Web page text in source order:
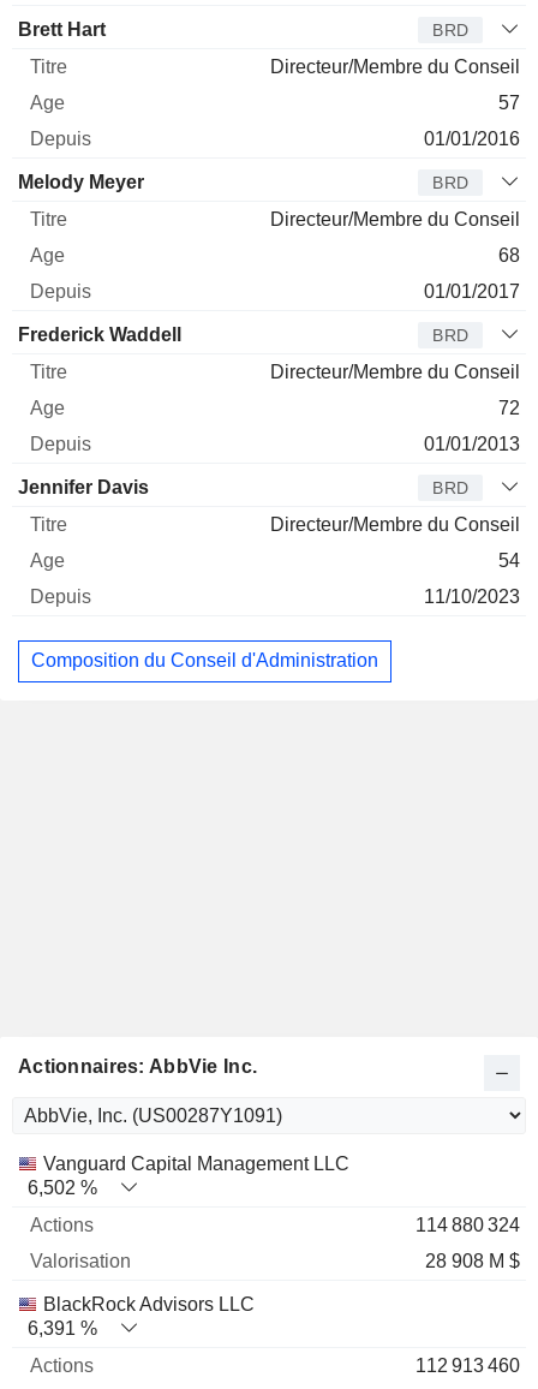
Brett Hart BRD
Directeur/Membre du Conseil
57
01/01/2016
Melody Meyer BRD
Directeur/Membre du Conseil
68
01/01/2017
Frederick Waddell BRD
Directeur/Membre du Conseil
72
01/01/2013
Jennifer Davis BRD
Directeur/Membre du Conseil
54
11/10/2023
Composition du Conseil d'Administration
Actionnaires: AbbVie Inc.
Nom Actions % Valorisation
Vanguard Capital Management LLC
6,502 %
114 880 324
28 908 M $
BlackRock Advisors LLC
6,391 %
112 913 460